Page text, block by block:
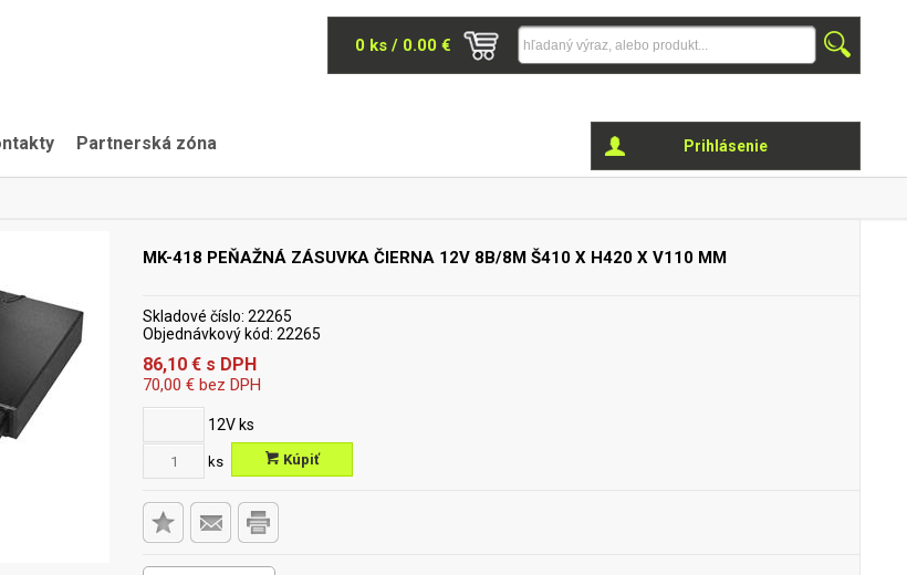
0 ks / 0.00 €
Partnerská zóna Prihlásenie
MK-418 PEŇAŽNÁ ZÁSUVKA ČIERNA 12V 8B/8M Š410 X H420 X V110 MM
Skladové číslo: 22265
Objednávkový kód: 22265
86,10 € s DPH
70,00 € bez DPH
12Vks
ks Kúpiť